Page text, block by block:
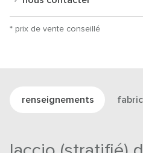
* prix de vente conseillé
renseignements